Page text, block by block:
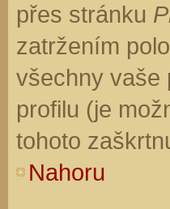
přes stránku
zatržením
všechny vaše
profilu (je
tohoto
Nahoru